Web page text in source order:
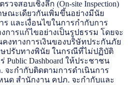
สอบเชิงลึก (On-site Inspection)
ณะเดียวกันเพิ่มขึ้นอย่างมีนัย
และเงื่อนไขในการกำกับการ
ารแก้ไขอย่างเป็นรูปธรรม โดยจะ
งทางการเงินของบริษัทประกันภัย
ษปรับทางพินัย ในกรณีที่ไม่ปฏิบัติ
Dashboard ให้ประชาชน
จะกำกับติดตามการดำเนินการ
นด สำนักงาน คปภ. จะกำกับและ